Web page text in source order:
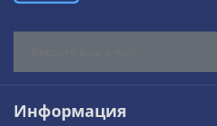
Информация